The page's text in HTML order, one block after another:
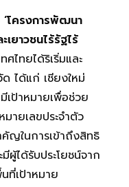
‘โครงการพัฒนา
ยาวชนไร้รัฐไร้
ไทยได้ริเริ่มและ
ได้แก่ เชียงใหม่
เป้าหมายเพื่อช่วย
ายเลขประจำตัว
ญในการเข้าถึงสิทธิ
ผู้ได้รับประโยชน์จาก
ที่เป้าหมาย